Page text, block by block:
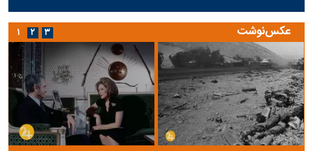
عکس‌نوشت ۱ ۲ ۳